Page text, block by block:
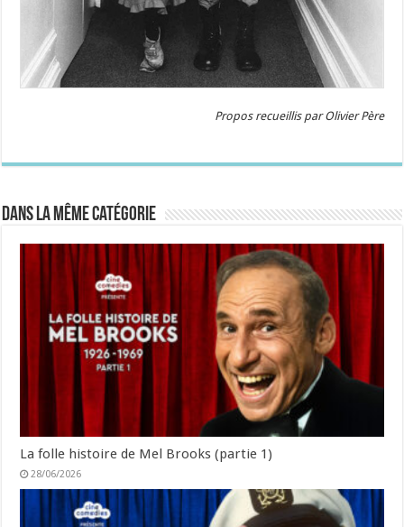
Propos recueillis par Olivier Père
Dans la même catégorie
La folle histoire de Mel Brooks (partie 1)
28/06/2026